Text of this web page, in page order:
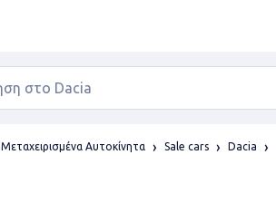
Μεταχειρισμένα Αυτοκίνητα Sale cars Dacia